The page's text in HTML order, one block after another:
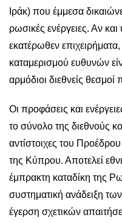
Ιράκ) που έμμεσα
ρωσικές ενέργειες. Αν
εκατέρωθεν
καταμερισμού ευθυνών
αρμόδιοι διεθνείς θεσμοί
Οι προφάσεις και
το σύνολο της διεθνούς
αντίστοιχες του
της Κύπρου. Αποτελεί
έμπρακτη καταδίκη της
συστηματική ανάδειξη
έγερση σχετικών